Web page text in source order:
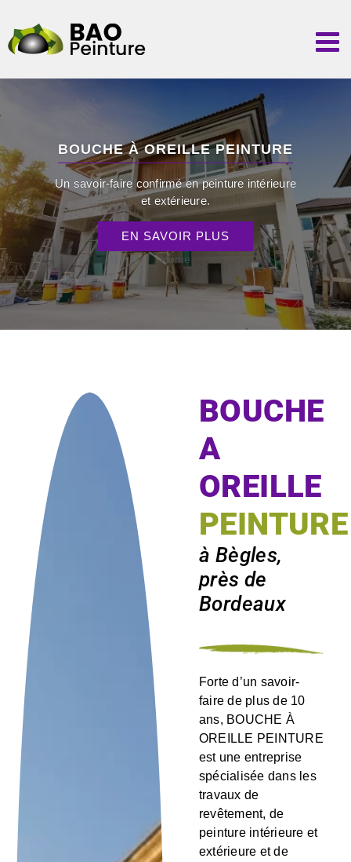
au
contenu
BOUCHE À OREILLE PEINTURE
Un savoir-faire confirmé en peinture intérieure
et extérieure.
EN SAVOIR PLUS
Home
BOUCHE
A
OREILLE
PEINTURE
à Bègles,
près de
Bordeaux
Forte d’un savoir-
faire de plus de 10
ans, BOUCHE À
OREILLE PEINTURE
est une entreprise
spécialisée dans les
travaux de
revêtement, de
peinture intérieure et
extérieure et de